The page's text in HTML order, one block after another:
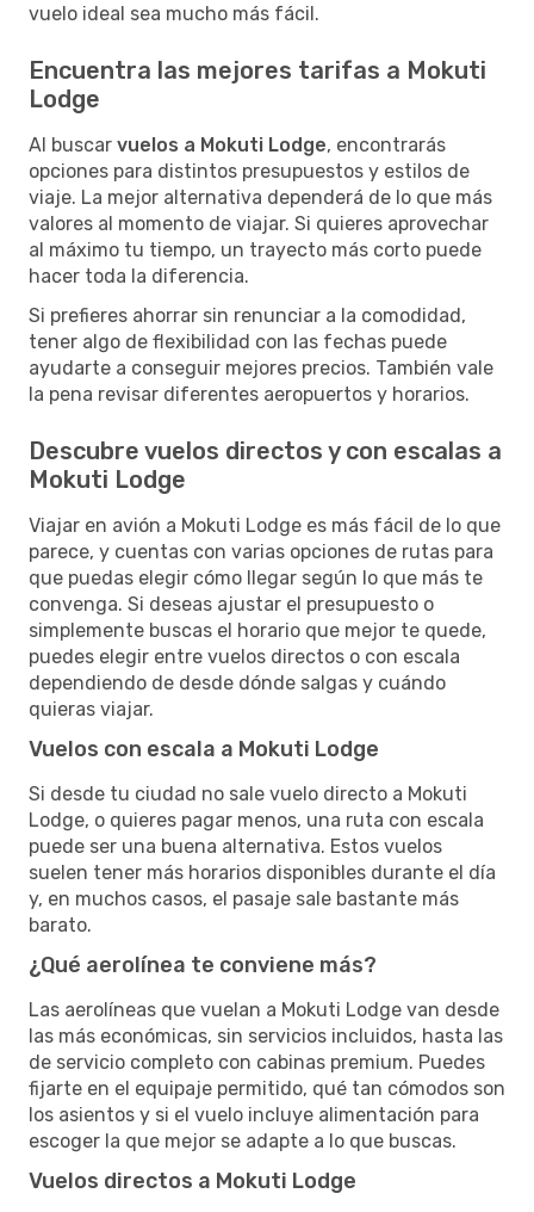
vuelo ideal sea mucho más fácil.
Encuentra las mejores tarifas a Mokuti
Lodge
Al buscar vuelos a Mokuti Lodge, encontrarás
opciones para distintos presupuestos y estilos de
viaje. La mejor alternativa dependerá de lo que más
valores al momento de viajar. Si quieres aprovechar
al máximo tu tiempo, un trayecto más corto puede
hacer toda la diferencia.
Si prefieres ahorrar sin renunciar a la comodidad,
tener algo de flexibilidad con las fechas puede
ayudarte a conseguir mejores precios. También vale
la pena revisar diferentes aeropuertos y horarios.
Descubre vuelos directos y con escalas a
Mokuti Lodge
Viajar en avión a Mokuti Lodge es más fácil de lo que
parece, y cuentas con varias opciones de rutas para
que puedas elegir cómo llegar según lo que más te
convenga. Si deseas ajustar el presupuesto o
simplemente buscas el horario que mejor te quede,
puedes elegir entre vuelos directos o con escala
dependiendo de desde dónde salgas y cuándo
quieras viajar.
Vuelos con escala a Mokuti Lodge
Si desde tu ciudad no sale vuelo directo a Mokuti
Lodge, o quieres pagar menos, una ruta con escala
puede ser una buena alternativa. Estos vuelos
suelen tener más horarios disponibles durante el día
y, en muchos casos, el pasaje sale bastante más
barato.
¿Qué aerolínea te conviene más?
Las aerolíneas que vuelan a Mokuti Lodge van desde
las más económicas, sin servicios incluidos, hasta las
de servicio completo con cabinas premium. Puedes
fijarte en el equipaje permitido, qué tan cómodos son
los asientos y si el vuelo incluye alimentación para
escoger la que mejor se adapte a lo que buscas.
Vuelos directos a Mokuti Lodge